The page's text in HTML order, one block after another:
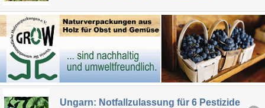
Ungarn: Notfallzulassung für 6 Pestizide